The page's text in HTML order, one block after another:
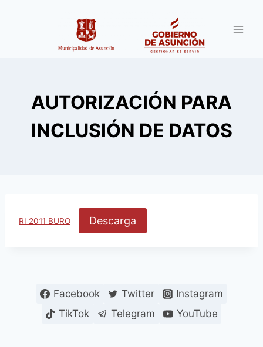
AUTORIZACIÓN PARA
INCLUSIÓN DE DATOS
RI 2011 BURO Descarga
Facebook Twitter
Instagram
TikTok
Telegram YouTube